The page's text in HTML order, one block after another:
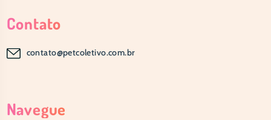
Contato
contato@petcoletivo.com.br
Navegue